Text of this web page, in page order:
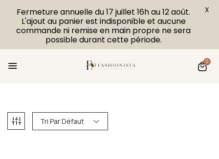
0
Tri Par Défaut
Fermeture annuelle du 17 juillet 16h au 12 août.
L'ajout au panier est indisponible et aucune
commande ni remise en main propre ne sera
possible durant cette période.
X